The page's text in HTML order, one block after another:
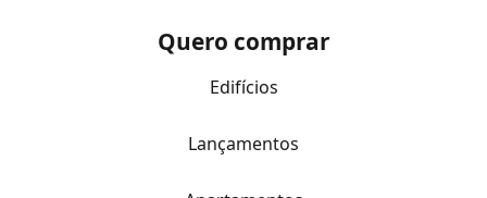
Quero comprar
Edifícios
Lançamentos